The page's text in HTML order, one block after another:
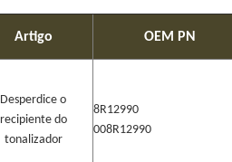
Artigo OEM PN
Desperdice o
recipiente do
tonalizador
8R12990
008R12990